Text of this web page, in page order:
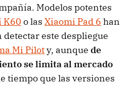
Modelos potentes
K60 o las Xiaomi Pad 6 han
este despliegue
Mi Piloty, aunque de
se limita al mercado
tiempo que las versiones